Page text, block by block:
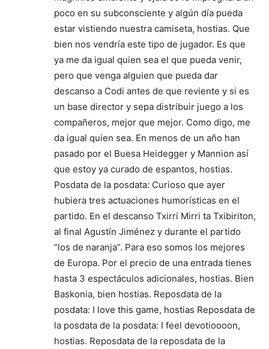
poco en su subconsciente y algún día pueda
estar vistiendo nuestra camiseta, hostias. Que
bien nos vendría este tipo de jugador. Es que
ya me da igual quien sea el que pueda venir,
pero que venga alguien que pueda dar
descanso a Codi antes de que reviente y si es
un base director y sepa distribuir juego a los
compañeros, mejor que mejor. Como digo, me
da igual quien sea. En menos de un año han
pasado por el Buesa Heidegger y Mannion así
que estoy ya curado de espantos, hostias.
Posdata de la posdata: Curioso que ayer
hubiera tres actuaciones humorísticas en el
partido. En el descanso Txirri Mirri ta Txibiriton,
al final Agustín Jiménez y durante el partido
“los de naranja”. Para eso somos los mejores
de Europa. Por el precio de una entrada tienes
hasta 3 espectáculos adicionales, hostias. Bien
Baskonia, bien hostias. Reposdata de la
posdata: I love this game, hostias Reposdata de
la posdata de la posdata: I feel devotioooon,
hostias. Reposdata de la reposdata de la